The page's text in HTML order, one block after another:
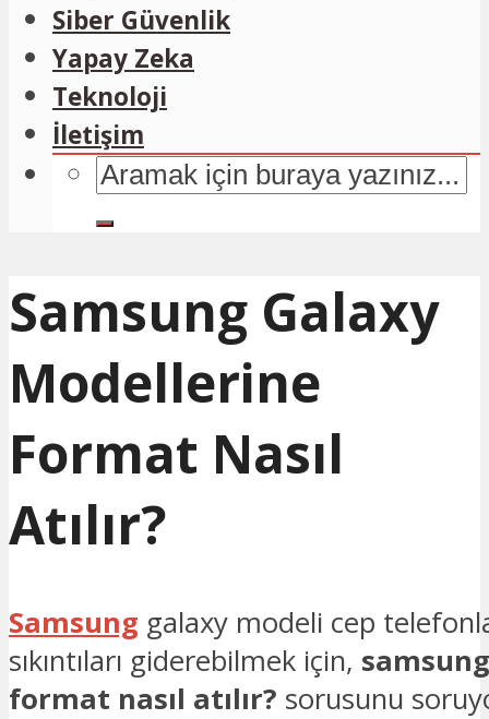
Siber Güvenlik
Yapay Zeka
Teknoloji
İletişim
Samsung Galaxy
Modellerine
Format Nasıl
Atılır?
Samsung galaxy modeli cep
sıkıntıları giderebilmek için,
format nasıl atılır? sorusunu